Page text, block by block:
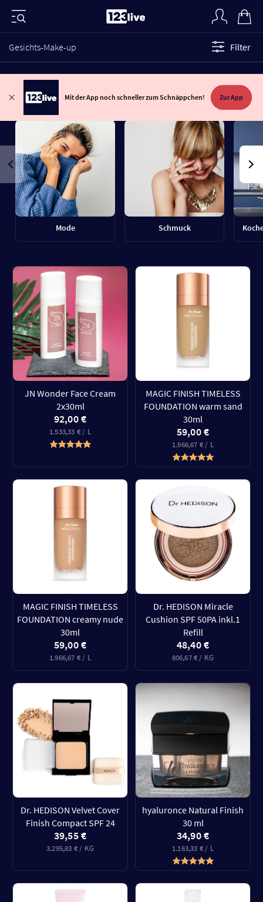
Gesichts-Make-up Filter
Mit der App noch schneller zum Schnäppchen! Zur App
Mode Schmuck
JN Wonder Face Cream
2x30ml
92,00 €
1.533,33 € / L
MAGIC FINISH TIMELESS
FOUNDATION warm sand
30ml
59,00 €
1.966,67 € / L
MAGIC FINISH TIMELESS
FOUNDATION creamy nude
30ml
59,00 €
1.966,67 € / L
Dr. HEDISON Miracle
Cushion SPF 50PA inkl.1
Refill
48,40 €
806,67 € / KG
Dr. HEDISON Velvet Cover
Finish Compact SPF 24
39,55 €
3.295,83 € / KG
hyaluronce Natural Finish
30 ml
34,90 €
1.163,33 € / L